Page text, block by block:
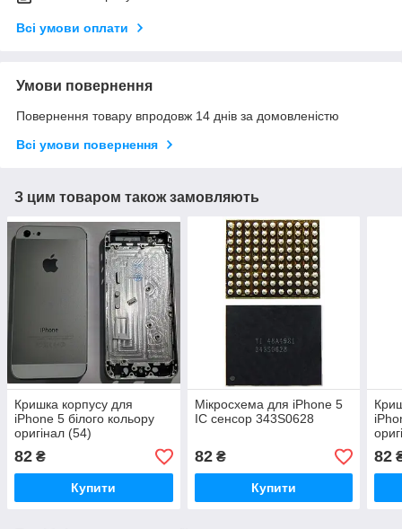
Всі умови оплати
Умови повернення
Повернення товару впродовж 14 днів за домовленістю
Всі умови повернення
З цим товаром також замовляють
Кришка корпусу для
iPhone 5 білого кольору
оригінал (54)
82 ₴
Купити
Мікросхема для iPhone 5
IC сенсор 343S0628
82₴
Купити
82